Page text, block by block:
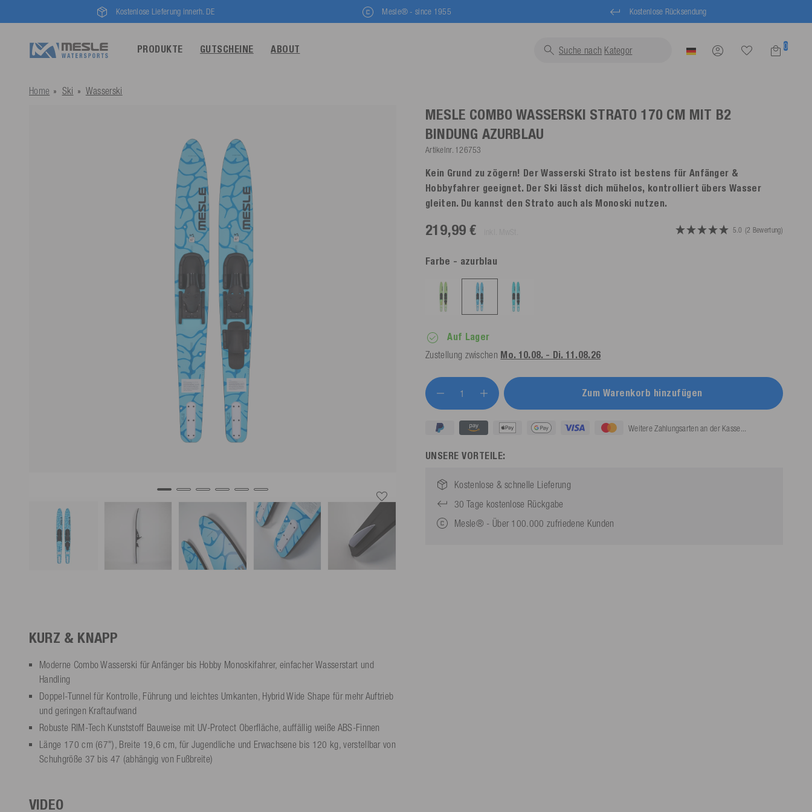
Kostenlose Lieferung innerh. DE Mesle® - since 1955 Kostenlose Rücksendung
PRODUKTE GUTSCHEINE ABOUT Suche nach Schw 0
Home Ski Wasserski
MESLE COMBO WASSERSKI STRATO 170 CM MIT B2
BINDUNG AZURBLAU
Artikelnr. 126753
Kein Grund zu zögern! Der Wasserski Strato ist bestens für Anfänger &
Hobbyfahrer geeignet. Der Ski lässt dich mühelos, kontrolliert übers Wasser
gleiten. Du kannst den Strato auch als Monoski nutzen.
219,99 € 5.0 (2 Bewertung)
Farbe - azurblau
Auf Lager
Zustellung zwischen Mo. 10.08. - Di. 11.08.26
Zum Warenkorb hinzufügen
Weitere Zahlungsarten an der Kasse...
UNSERE VORTEILE:
Kostenlose & schnelle Lieferung
30 Tage kostenlose Rückgabe
Mesle® - Über 100.000 zufriedene Kunden
KURZ & KNAPP
Moderne Combo Wasserski für Anfänger bis Hobby Monoskifahrer, einfacher Wasserstart und
Handling
Doppel-Tunnel für Kontrolle, Führung und leichtes Umkanten, Hybrid Wide Shape für mehr Auftrieb
und geringen Kraftaufwand
Robuste RIM-Tech Kunststoff Bauweise mit UV-Protect Oberfläche, auffällig weiße ABS-Finnen
Länge 170 cm (67"), Breite 19,6 cm, für Jugendliche und Erwachsene bis 120 kg, verstellbar von
Schuhgröße 37 bis 47 (abhängig von Fußbreite)
VIDEO